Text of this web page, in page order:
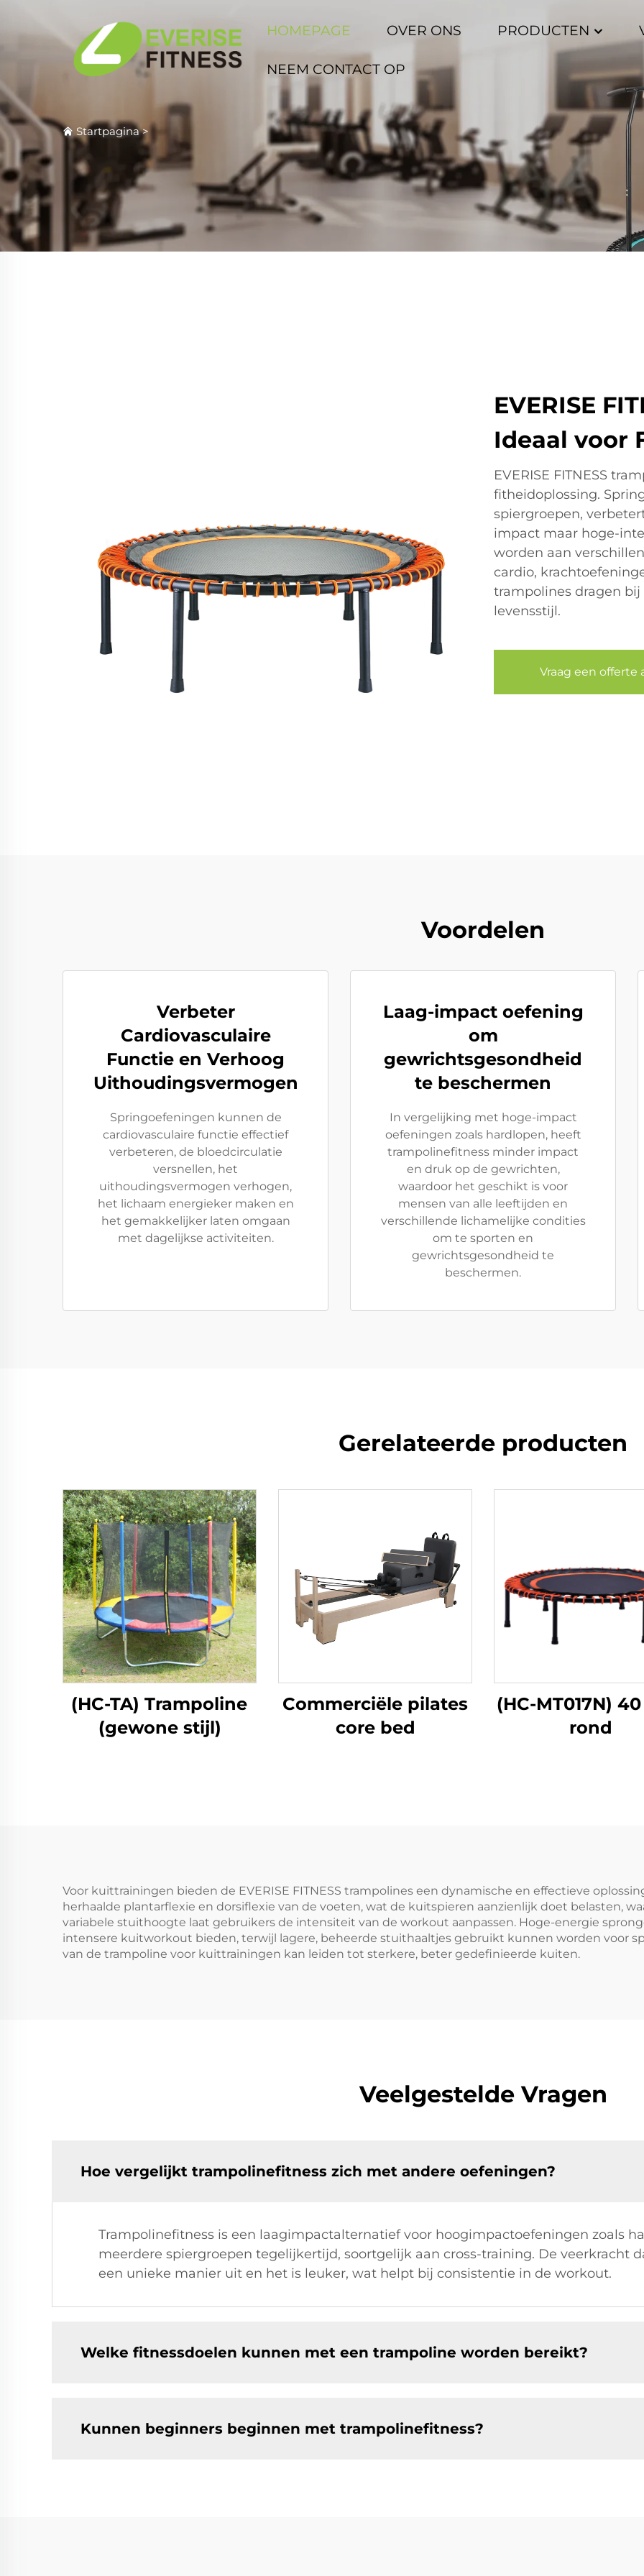
HOMEPAGE OVER ONS PRODUCTEN
NEEM CONTACT OP
Startpagina>
EVERISE
Ideaal voor
EVERISE FITNESS
fitheidoplossing.
spiergroepen,
impact maar hoge-
worden aan
cardio,
trampolines dragen
levensstijl.
Vraag een offerte
Voordelen
Verbeter
Cardiovasculaire
Functie en Verhoog
Uithoudingsvermogen
Springoefeningen kunnen de
cardiovasculaire functie effectief
verbeteren, de bloedcirculatie
versnellen, het
uithoudingsvermogen verhogen,
het lichaam energieker maken en
het gemakkelijker laten omgaan
met dagelijkse activiteiten.
Laag-impact oefening
om
gewrichtsgesondheid
te beschermen
In vergelijking met hoge-impact
oefeningen zoals hardlopen, heeft
trampolinefitness minder impact
en druk op de gewrichten,
waardoor het geschikt is voor
mensen van alle leeftijden en
verschillende lichamelijke condities
om te sporten en
gewrichtsgesondheid te
beschermen.
Gerelateerde producten
(HC-TA) Trampoline
(gewone stijl)
Commerciële pilates
core bed
(HC-MT017N)
rond
Voor kuittrainingen bieden de EVERISE FITNESS trampolines een dynamische en effectieve
herhaalde plantarflexie en dorsiflexie van de voeten, wat de kuitspieren aanzienlijk doet belasten,
variabele stuithoogte laat gebruikers de intensiteit van de workout aanpassen. Hoge-energie
intensere kuitworkout bieden, terwijl lagere, beheerde stuithaaltjes gebruikt kunnen worden voor
van de trampoline voor kuittrainingen kan leiden tot sterkere, beter gedefinieerde kuiten.
Veelgestelde Vragen
Hoe vergelijkt trampolinefitness zich met andere oefeningen?
Trampolinefitness is een laagimpactalternatief voor hoogimpactoefeningen zoals
meerdere spiergroepen tegelijkertijd, soortgelijk aan cross-training. De veerkracht
een unieke manier uit en het is leuker, wat helpt bij consistentie in de workout.
Welke fitnessdoelen kunnen met een trampoline worden bereikt?
Kunnen beginners beginnen met trampolinefitness?